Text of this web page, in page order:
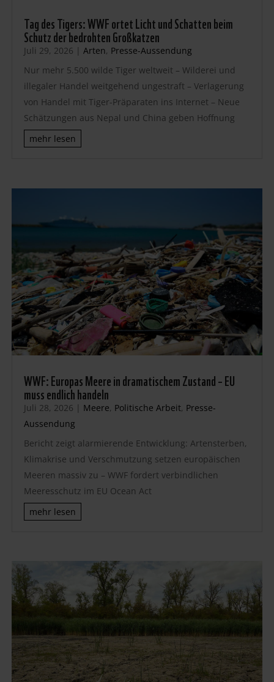
Tag des Tigers: WWF ortet Licht und Schatten beim
Schutz der bedrohten Großkatzen
Juli 29, 2026 | Arten, Presse-Aussendung
Nur mehr 5.500 wilde Tiger weltweit – Wilderei und
illegaler Handel weitgehend ungestraft – Verlagerung
von Handel mit Tiger-Präparaten ins Internet – Neue
Schätzungen aus Nepal und China geben Hoffnung
mehr lesen
WWF: Europas Meere in dramatischem Zustand – EU
muss endlich handeln
Juli 28, 2026 | Meere, Politische Arbeit, Presse-
Aussendung
Bericht zeigt alarmierende Entwicklung: Artensterben,
Klimakrise und Verschmutzung setzen europäischen
Meeren massiv zu – WWF fordert verbindlichen
Meeresschutz im EU Ocean Act
mehr lesen